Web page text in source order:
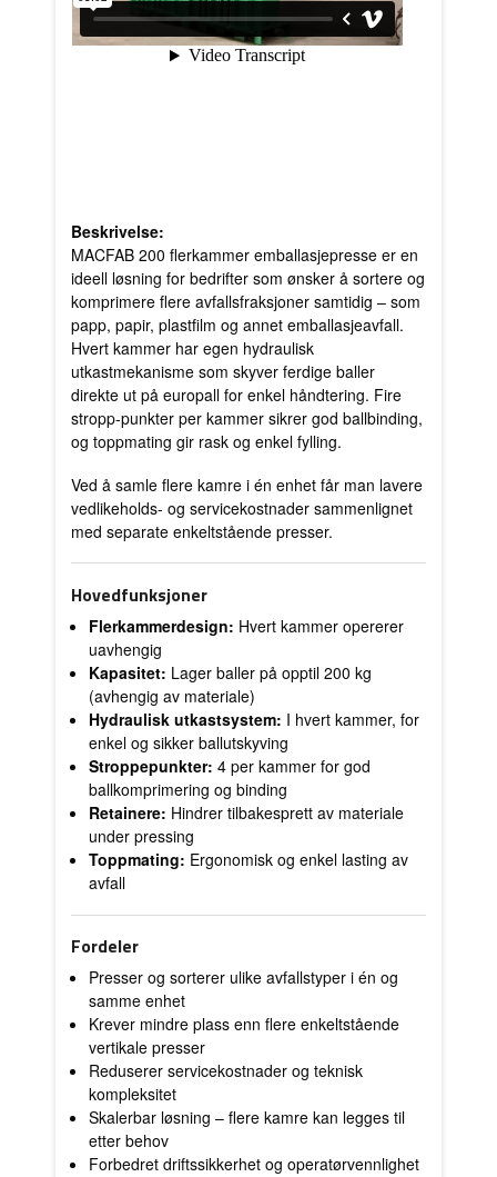
Beskrivelse:
MACFAB 200 fler­kammer emballasjepresse er en
ideell løsning for bedrifter som ønsker å sortere og
komprimere flere avfallsfraksjoner samtidig – som
papp, papir, plastfilm og annet emballasjeavfall.
Hvert kammer har egen hydraulisk
utkastmekanisme som skyver ferdige baller
direkte ut på europall for enkel håndtering. Fire
stropp-punkter per kammer sikrer god ballbinding,
og toppmating gir rask og enkel fylling.
Ved å samle flere kamre i én enhet får man lavere
vedlikeholds- og servicekostnader sammenlignet
med separate enkeltstående presser.
Hovedfunksjoner
Flerkammerdesign: Hvert kammer opererer
uavhengig
Kapasitet: Lager baller på opptil 200 kg
(avhengig av materiale)
Hydraulisk utkastsystem: I hvert kammer, for
enkel og sikker ballutskyving
Stroppepunkter: 4 per kammer for god
ballkomprimering og binding
Retainere: Hindrer tilbakesprett av materiale
under pressing
Toppmating: Ergonomisk og enkel lasting av
avfall
Fordeler
Presser og sorterer ulike avfallstyper i én og
samme enhet
Krever mindre plass enn flere enkeltstående
vertikale presser
Reduserer servicekostnader og teknisk
kompleksitet
Skalerbar løsning – flere kamre kan legges til
etter behov
Forbedret driftssikkerhet og operatørvennlighet